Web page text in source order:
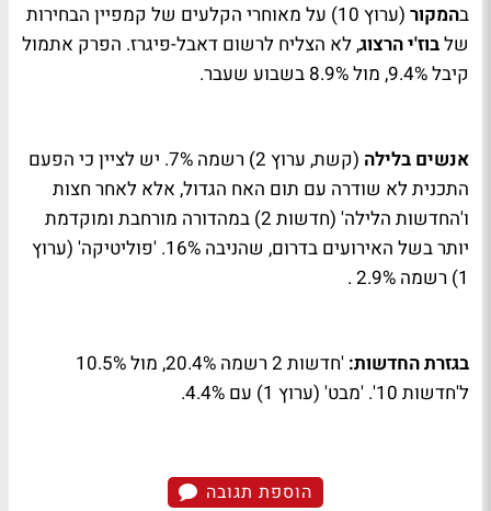
בהמקור
(ערוץ 10) על מאוחרי הקלעים של קמפיין הבחירות
שלבוז'י הרצוג, לא הצליח לרשום דאבל-פיגרז. הפרק אתמול
קיבל 9.4%, מול 8.9% בשבוע שעבר.
אנשים בלילה
(קשת, ערוץ 2) רשמה 7%. יש לציין כי הפעם
התכנית לא שודרה עם תום האח הגדול, אלא לאחר חצות
ו'החדשות הלילה' (חדשות 2) במהדורה מורחבת ומוקדמת
יותר בשל האירועים בדרום, שהניבה 16%. 'פוליטיקה' (ערוץ
1) רשמה 2.9% .
בגזרת החדשות:
'חדשות 2 רשמה 20.4%, מול 10.5%
ל'חדשות 10'. 'מבט' (ערוץ 1) עם 4.4%.
הוספת תגובה